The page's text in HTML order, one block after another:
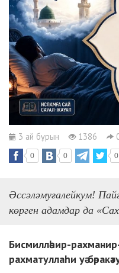
3 ай бұрын 1386
0 0 0
Әссәләмуғалейкум!
көрген адамдар да
Бисмилләһир-
рахматуллаһи уә